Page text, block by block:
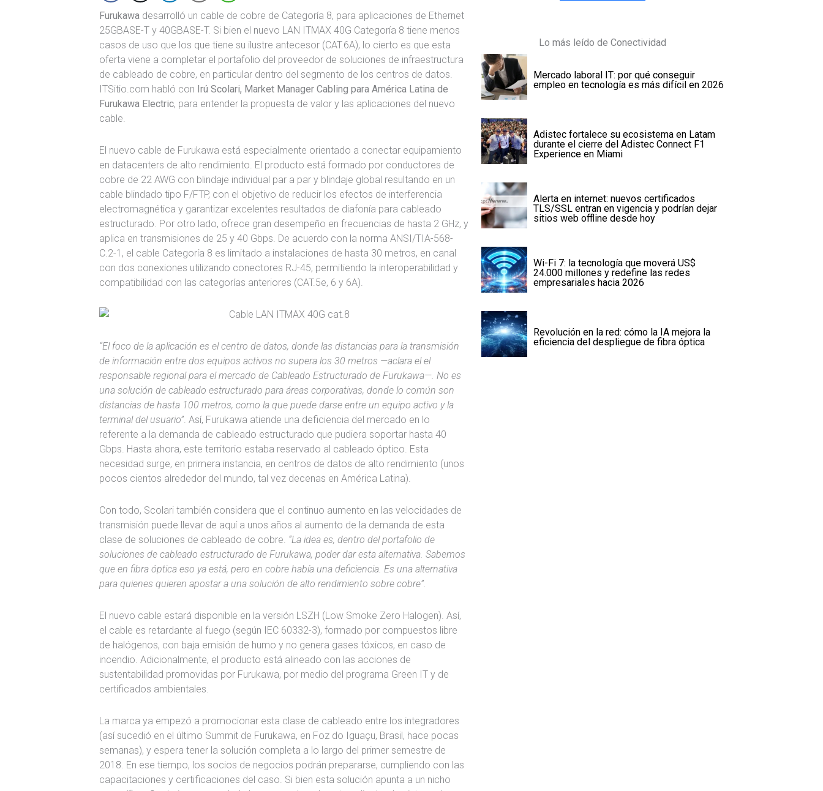
Furukawa desarrolló un cable de cobre de Categoría 8, para aplicaciones de Ethernet
25GBASE-T y 40GBASE-T. Si bien el nuevo LAN ITMAX 40G Categoría 8 tiene menos
casos de uso que los que tiene su ilustre antecesor (CAT.6A), lo cierto es que esta
oferta viene a completar el portafolio del proveedor de soluciones de infraestructura
de cableado de cobre, en particular dentro del segmento de los centros de datos.
ITSitio.com habló con Irú Scolari, Market Manager Cabling para América Latina de
Furukawa Electric, para entender la propuesta de valor y las aplicaciones del nuevo
cable.
El nuevo cable de Furukawa está especialmente orientado a conectar equipamiento
en datacenters de alto rendimiento. El producto está formado por conductores de
cobre de 22 AWG con blindaje individual par a par y blindaje global resultando en un
cable blindado tipo F/FTP, con el objetivo de reducir los efectos de interferencia
electromagnética y garantizar excelentes resultados de diafonía para cableado
estructurado. Por otro lado, ofrece gran desempeño en frecuencias de hasta 2 GHz, y
aplica en transmisiones de 25 y 40 Gbps. De acuerdo con la norma ANSI/TIA-568-
C.2-1, el cable Categoría 8 es limitado a instalaciones de hasta 30 metros, en canal
con dos conexiones utilizando conectores RJ-45, permitiendo la interoperabilidad y
compatibilidad con las categorías anteriores (CAT.5e, 6 y 6A).
“El foco de la aplicación es el centro de datos, donde las distancias para la transmisión
de información entre dos equipos activos no supera los 30 metros —aclara el el
responsable regional para el mercado de Cableado Estructurado de Furukawa—. No es
una solución de cableado estructurado para áreas corporativas, donde lo común son
distancias de hasta 100 metros, como la que puede darse entre un equipo activo y la
terminal del usuario”. Así, Furukawa atiende una deficiencia del mercado en lo
referente a la demanda de cableado estructurado que pudiera soportar hasta 40
Gbps. Hasta ahora, este territorio estaba reservado al cableado óptico. Esta
necesidad surge, en primera instancia, en centros de datos de alto rendimiento (unos
pocos cientos alrededor del mundo, tal vez decenas en América Latina).
Con todo, Scolari también considera que el continuo aumento en las velocidades de
transmisión puede llevar de aquí a unos años al aumento de la demanda de esta
clase de soluciones de cableado de cobre. “La idea es, dentro del portafolio de
soluciones de cableado estructurado de Furukawa, poder dar esta alternativa. Sabemos
que en fibra óptica eso ya está, pero en cobre había una deficiencia. Es una alternativa
para quienes quieren apostar a una solución de alto rendimiento sobre cobre”.
El nuevo cable estará disponible en la versión LSZH (Low Smoke Zero Halogen). Así,
el cable es retardante al fuego (según IEC 60332-3), formado por compuestos libre
de halógenos, con baja emisión de humo y no genera gases tóxicos, en caso de
incendio. Adicionalmente, el producto está alineado con las acciones de
sustentabilidad promovidas por Furukawa, por medio del programa Green IT y de
certificados ambientales.
La marca ya empezó a promocionar esta clase de cableado entre los integradores
(así sucedió en el último Summit de Furukawa, en Foz do Iguaçu, Brasil, hace pocas
semanas), y espera tener la solución completa a lo largo del primer semestre de
2018. En ese tiempo, los socios de negocios podrán prepararse, cumpliendo con las
capacitaciones y certificaciones del caso. Si bien esta solución apunta a un nicho
Lo más leído de Conectividad
Mercado laboral IT: por qué conseguir
empleo en tecnología es más difícil en 2026
Adistec fortalece su ecosistema en Latam
durante el cierre del Adistec Connect F1
Experience en Miami
Alerta en internet: nuevos certificados
TLS/SSL entran en vigencia y podrían dejar
sitios web offline desde hoy
Wi-Fi 7: la tecnología que moverá US$
24.000 millones y redefine las redes
empresariales hacia 2026
Revolución en la red: cómo la IA mejora la
eficiencia del despliegue de fibra óptica